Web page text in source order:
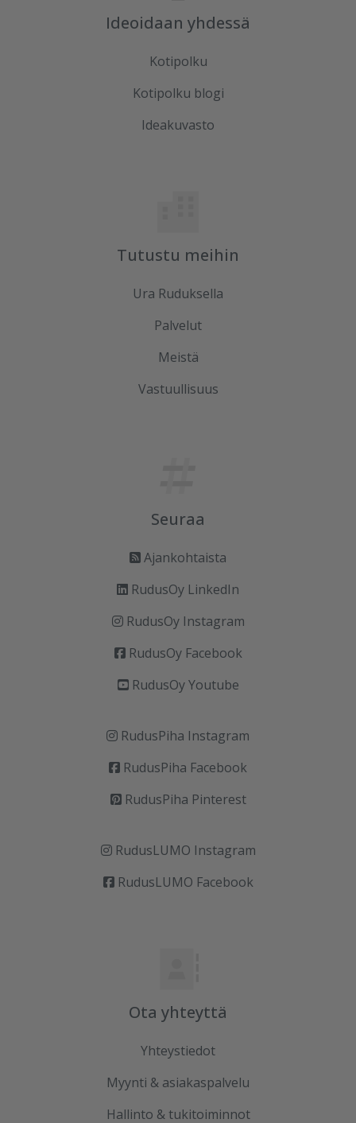
Ideoidaan yhdessä
Kotipolku
Kotipolku blogi
Ideakuvasto
Tutustu meihin
Ura Ruduksella
Palvelut
Meistä
Vastuullisuus
Seuraa
Ajankohtaista
RudusOy LinkedIn
RudusOy Instagram
RudusOy Facebook
RudusOy Youtube
RudusPiha Instagram
RudusPiha Facebook
RudusPiha Pinterest
RudusLUMO Instagram
RudusLUMO Facebook
Ota yhteyttä
Yhteystiedot
Myynti & asiakaspalvelu
Hallinto & tukitoiminnot